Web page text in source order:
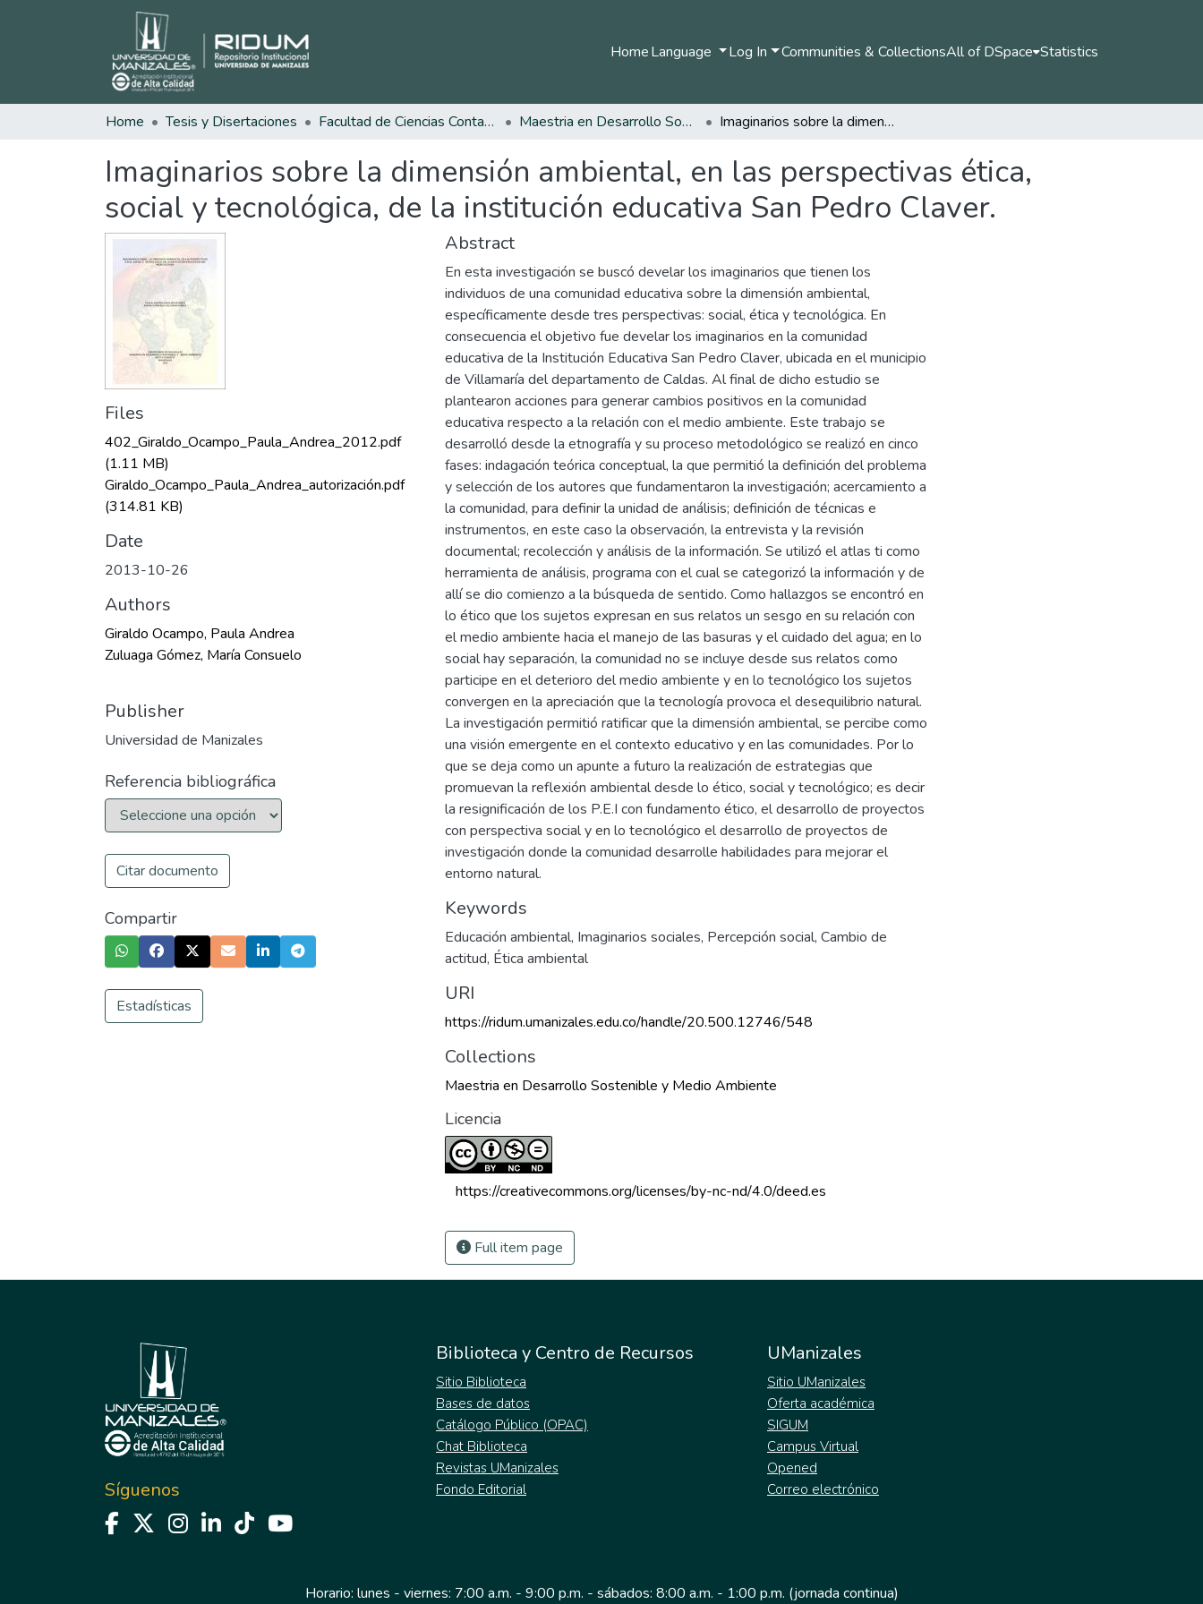
HomeLanguage Log In Communities & CollectionsAll of DSpace Statistics
Home Tesis y Disertaciones Facultad de Ciencias Contables Económicas y Administrativas Maestria en Desarrollo Sostenible y Medio Ambiente Imaginarios sobre la dimensión ambiental, en las perspectivas ética, social y tecnológica, de la institución educativa San Pedro Claver.
Imaginarios sobre la dimensión ambiental, en las perspectivas ética,
social y tecnológica, de la institución educativa San Pedro Claver.
Files
402_Giraldo_Ocampo_Paula_Andrea_2012.pdf
(1.11 MB)
Giraldo_Ocampo_Paula_Andrea_autorización.pdf
(314.81 KB)
Date
2013-10-26
Authors
Giraldo Ocampo, Paula Andrea
Zuluaga Gómez, María Consuelo
Publisher
Universidad de Manizales
Referencia bibliográfica
Citar documento
Compartir
Estadísticas
Abstract
En esta investigación se buscó develar los imaginarios que tienen los
individuos de una comunidad educativa sobre la dimensión ambiental,
específicamente desde tres perspectivas: social, ética y tecnológica. En
consecuencia el objetivo fue develar los imaginarios en la comunidad
educativa de la Institución Educativa San Pedro Claver, ubicada en el municipio
de Villamaría del departamento de Caldas. Al final de dicho estudio se
plantearon acciones para generar cambios positivos en la comunidad
educativa respecto a la relación con el medio ambiente. Este trabajo se
desarrolló desde la etnografía y su proceso metodológico se realizó en cinco
fases: indagación teórica conceptual, la que permitió la definición del problema
y selección de los autores que fundamentaron la investigación; acercamiento a
la comunidad, para definir la unidad de análisis; definición de técnicas e
instrumentos, en este caso la observación, la entrevista y la revisión
documental; recolección y análisis de la información. Se utilizó el atlas ti como
herramienta de análisis, programa con el cual se categorizó la información y de
allí se dio comienzo a la búsqueda de sentido. Como hallazgos se encontró en
lo ético que los sujetos expresan en sus relatos un sesgo en su relación con
el medio ambiente hacia el manejo de las basuras y el cuidado del agua; en lo
social hay separación, la comunidad no se incluye desde sus relatos como
participe en el deterioro del medio ambiente y en lo tecnológico los sujetos
convergen en la apreciación que la tecnología provoca el desequilibrio natural.
La investigación permitió ratificar que la dimensión ambiental, se percibe como
una visión emergente en el contexto educativo y en las comunidades. Por lo
que se deja como un apunte a futuro la realización de estrategias que
promuevan la reflexión ambiental desde lo ético, social y tecnológico; es decir
la resignificación de los P.E.I con fundamento ético, el desarrollo de proyectos
con perspectiva social y en lo tecnológico el desarrollo de proyectos de
investigación donde la comunidad desarrolle habilidades para mejorar el
entorno natural.
Keywords
Educación ambiental, Imaginarios sociales, Percepción social, Cambio de
actitud, Ética ambiental
URI
https://ridum.umanizales.edu.co/handle/20.500.12746/548
Collections
Maestria en Desarrollo Sostenible y Medio Ambiente
Licencia
https://creativecommons.org/licenses/by-nc-nd/4.0/deed.es
Full item page
Síguenos
Biblioteca y Centro de Recursos
Sitio Biblioteca
Bases de datos
Catálogo Público (OPAC)
Chat Biblioteca
Revistas UManizales
Fondo Editorial
UManizales
Sitio UManizales
Oferta académica
SIGUM
Campus Virtual
Opened
Correo electrónico
Horario: lunes - viernes: 7:00 a.m. - 9:00 p.m. - sábados: 8:00 a.m. - 1:00 p.m. (jornada continua)